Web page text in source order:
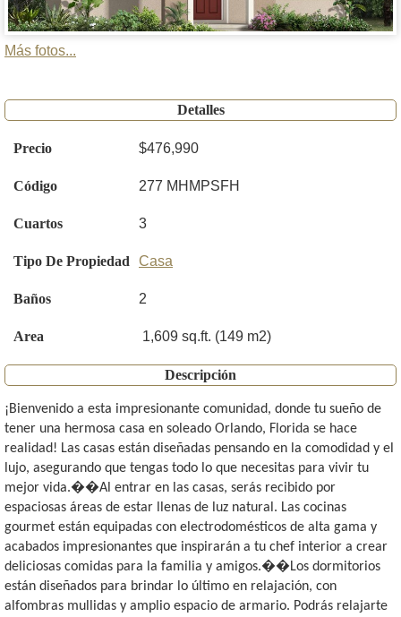
Más fotos...
Detalles
Precio $476,990
Código 277 MHMPSFH
Cuartos 3
Tipo De Propiedad Casa
Baños 2
Area 1,609 sq.ft. (149 m2)
Descripción
¡Bienvenido a esta impresionante comunidad, donde tu sueño de
tener una hermosa casa en soleado Orlando, Florida se hace
realidad! Las casas están diseñadas pensando en la comodidad y el
lujo, asegurando que tengas todo lo que necesitas para vivir tu
mejor vida.��Al entrar en las casas, serás recibido por
espaciosas áreas de estar llenas de luz natural. Las cocinas
gourmet están equipadas con electrodomésticos de alta gama y
acabados impresionantes que inspirarán a tu chef interior a crear
deliciosas comidas para la familia y amigos.��Los dormitorios
están diseñados para brindar lo último en relajación, con
alfombras mullidas y amplio espacio de armario. Podrás relajarte